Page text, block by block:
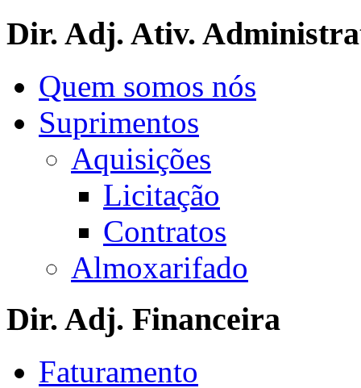
Dir. Adj. Ativ.
Quem somos nós
Suprimentos
Aquisições
Licitação
Contratos
Almoxarifado
Dir. Adj. Financeira
Faturamento